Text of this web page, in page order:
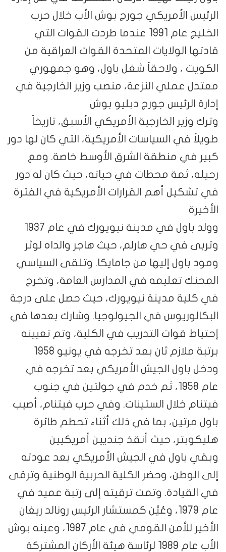
الرئيس الأمريكي جورج بوش الأب خلال حرب
الخليج عام 1991 عندما طردت القوات التي
قادتها الولايات المتحدة القوات العراقية من
الكويت ، ولاحقاً شغل باول، وهو جمهوري
معتدل عملي النزعة، منصب وزير الخارجية في
إدارة الرئيس جورج دبليو بوش
وترك وزير الخارجية الأمريكي الأسبق، تاريخاً
طويلاً في السياسات الأمريكية، التي كان لها دور
كبير في منطقة الشرق الأوسط خاصة. ومع
رحيله، ثمة محطات في حياته، حيث كان له دور
في تشكيل أهم القرارات الأمريكية في الفترة
الأخيرة
وولد باول في مدينة نيويورك في عام 1937
وتربى في حي هارلم، حيث هاجر والداه لوثر
ومود باول إليها من جامايكا. وتلقى السياسي
المحنك تعليمه في المدارس العامة، وتخرج
في كلية مدينة نيويورك، حيث حصل على درجة
البكالوريوس في الجيولوجيا. وشارك بعدها في
إحتياط قوات التدريب في الكلية، وتم تعيينه
برتبة ملازم ثان بعد تخرجه في يونيو 1958
ودخل باول الجيش الأمريكي بعد تخرجه في
عام 1958، ثم خدم في جولتين في جنوب
فيتنام خلال الستينات. وفي حرب فيتنام، أصيب
باول مرتين، بما في ذلك أثناء تحطم طائرة
هليكوبتر، حيث أنقذ جنديين أمريكيين
وبقي باول في الجيش الأمريكي بعد عودته
إلى الوطن، وحضر الكلية الحربية الوطنية وترقى
في القيادة. وتمت ترقيته إلى رتبة عميد في
عام 1979، وعُيِّن كمستشار الرئيس رونالد ريغان
الأخير للأمن القومي في عام 1987، وعينه بوش
الأب عام 1989 لرئاسة هيئة الأركان المشتركة